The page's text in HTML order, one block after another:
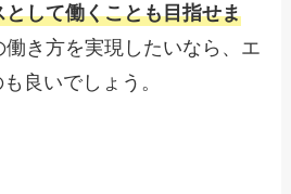
して働くことも目指せま
働き方を実現したいなら、エ
良いでしょう。